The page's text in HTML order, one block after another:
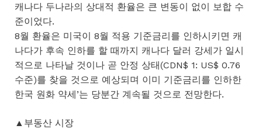
캐나다 두나라의 상대적 환율은 큰 변동이 없이 보합 수
준이었다.
8월 환율은 미국이 8월 적용 기준금리를 인하시키면 캐
나다가 후속 인하를 할 때까지 캐나다 달러 강세가 일시
적으로 나타날 것이나 곧 안정 상태(CDN$ 1: US$ 0.76
수준)를 찾을 것으로 예상되며 이미 기준금리를 인하한
한국 원화 약세’는 당분간 계속될 것으로 전망한다.
▲부동산 시장